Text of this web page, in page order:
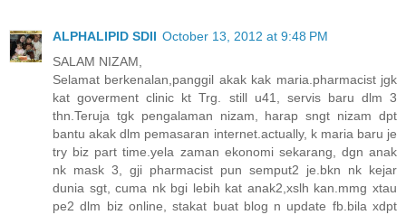
ALPHALIPID SDII October 13, 2012 at 9:48 PM
SALAM NIZAM,
Selamat berkenalan,panggil akak kak maria.pharmacist jgk
kat goverment clinic kt Trg. still u41, servis baru dlm 3
thn.Teruja tgk pengalaman nizam, harap sngt nizam dpt
bantu akak dlm pemasaran internet.actually, k maria baru je
try biz part time.yela zaman ekonomi sekarang, dgn anak
nk mask 3, gji pharmacist pun semput2 je.bkn nk kejar
dunia sgt, cuma nk bgi lebih kat anak2,xslh kan.mmg xtau
pe2 dlm biz online, stakat buat blog n update fb.bila xdpt